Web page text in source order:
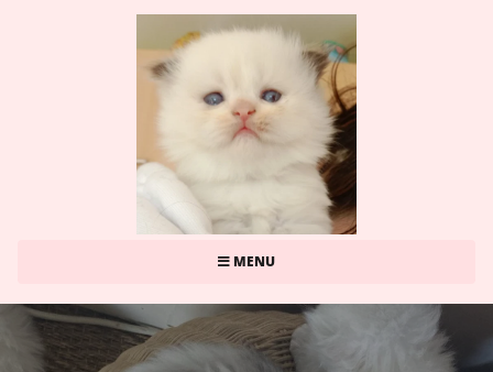
MENU